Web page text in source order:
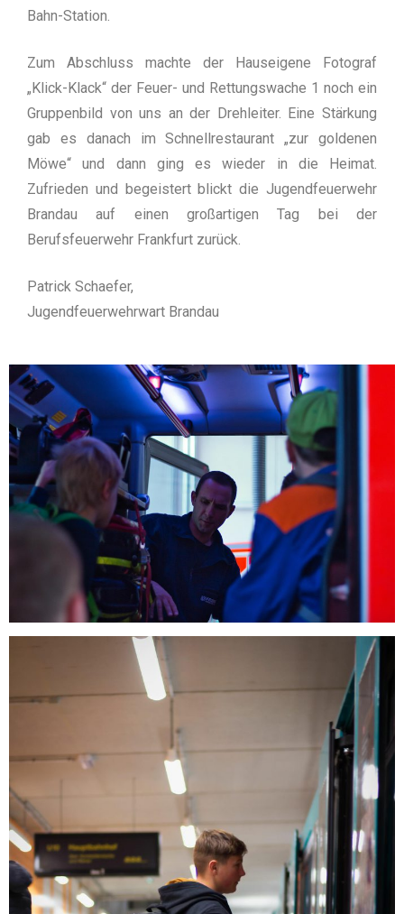
Bahn-Station.
Zum Abschluss machte der Hauseigene Fotograf
„Klick-Klack“ der Feuer- und Rettungswache 1 noch ein
Gruppenbild von uns an der Drehleiter. Eine Stärkung
gab es danach im Schnellrestaurant „zur goldenen
Möwe“ und dann ging es wieder in die Heimat.
Zufrieden und begeistert blickt die Jugendfeuerwehr
Brandau auf einen großartigen Tag bei der
Berufsfeuerwehr Frankfurt zurück.
Patrick Schaefer,
Jugendfeuerwehrwart Brandau